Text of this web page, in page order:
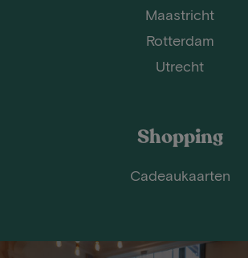
Maastricht
Rotterdam
Utrecht
Shopping
Cadeaukaarten